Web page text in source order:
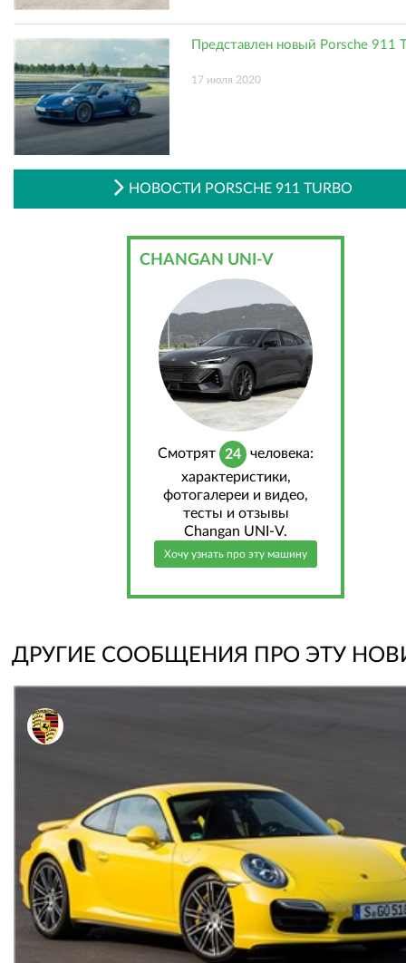
Представлен новый Porsche 911
17 июля 2020
НОВОСТИ PORSCHE 911 TURBO
CHANGAN UNI-V
Cмотрят 24
человека:
характеристики,
фотогалереи и видео,
тесты и отзывы
Changan UNI-V.
Хочу узнать про эту машину
ДРУГИЕ СООБЩЕНИЯ ПРО ЭТУ